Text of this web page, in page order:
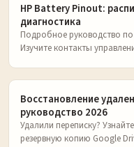
HP Battery Pinout:
диагностика
Подробное руководство
Изучите контакты
Восстановление
руководство 2026
Удалили переписку?
резервную копию Google